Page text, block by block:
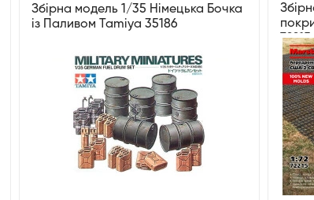
Збірна модель 1/35 Німецька Бочка
із Паливом Tamiya 35186
72215